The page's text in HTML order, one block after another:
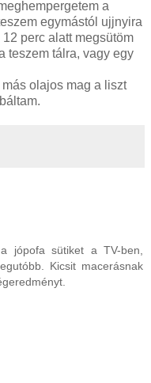
a
egymástól ujjnyira
perc alatt megsütöm
teszem tálra, vagy egy
olajos mag a liszt
jópofa sütiket a TV-ben,
Kicsit macerásnak